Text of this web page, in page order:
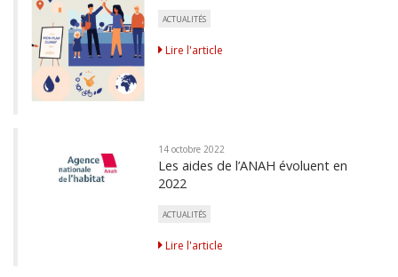
ACTUALITÉS
Lire l'article
14 octobre 2022
Les aides de l’ANAH évoluent en
2022
ACTUALITÉS
Lire l'article